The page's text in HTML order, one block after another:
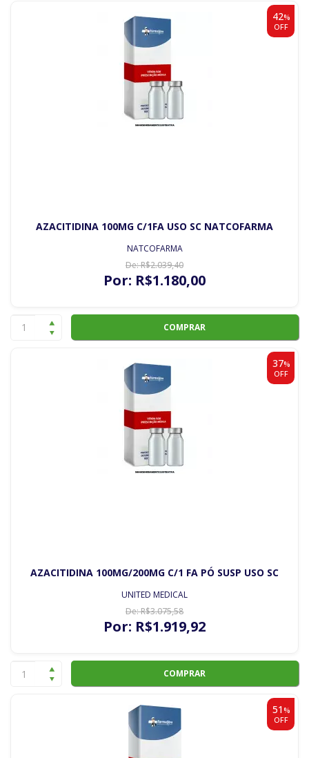
42%
OFF
AZACITIDINA 100MG C/1FA USO SC NATCOFARMA
NATCOFARMA
De:R$2.039,40
Por: R$1.180,00
COMPRAR
37%
OFF
AZACITIDINA 100MG/200MG C/1 FA PÓ SUSP USO SC
UNITED MEDICAL
De:R$3.075,58
Por: R$1.919,92
COMPRAR
51%
OFF